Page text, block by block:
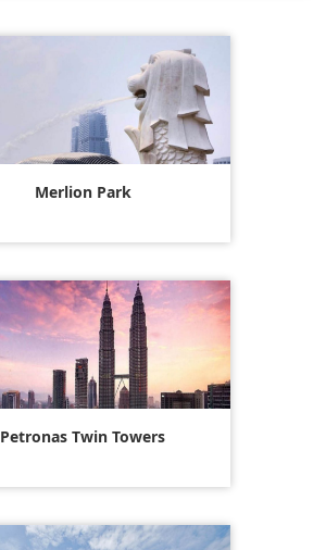
Merlion Park
Petronas Twin Towers